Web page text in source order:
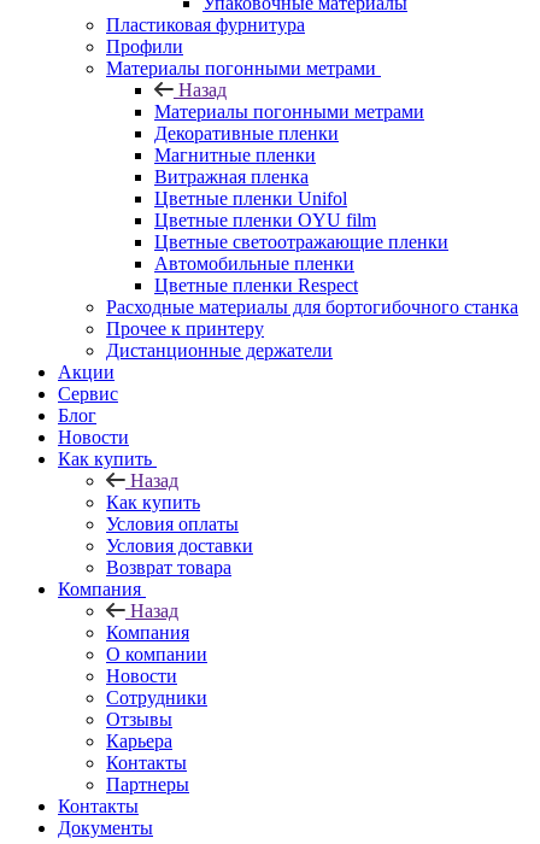
Пластиковая фурнитура
Профили
Материалы погонными метрами
Назад
Материалы погонными метрами
Декоративные пленки
Магнитные пленки
Витражная пленка
Цветные пленки Unifol
Цветные пленки OYU film
Цветные светоотражающие пленки
Автомобильные пленки
Цветные пленки Respect
Расходные материалы для бортогибочного станка
Прочее к принтеру
Дистанционные держатели
Акции
Сервис
Блог
Новости
Как купить
Назад
Как купить
Условия оплаты
Условия доставки
Возврат товара
Компания
Назад
Компания
О компании
Новости
Сотрудники
Отзывы
Карьера
Контакты
Партнеры
Контакты
Документы